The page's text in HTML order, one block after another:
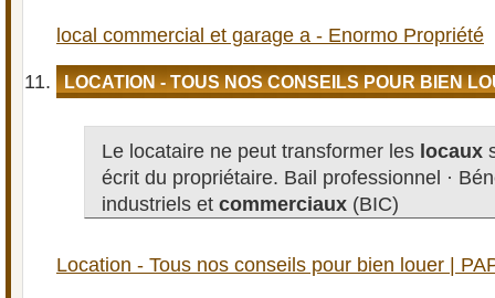
local commercial et garage a - Enormo Propriété
LOCATION - TOUS NOS CONSEILS POUR BIEN
Le locataire ne peut transformer les locaux
écrit du propriétaire. Bail professionnel ·
industriels et commerciaux (BIC)
Location - Tous nos conseils pour bien louer |